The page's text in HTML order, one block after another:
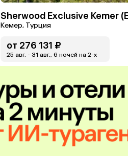
Кемер, Турция
от 276 131 ₽
25 авг. - 31 авг., 6 ночей на 2-x